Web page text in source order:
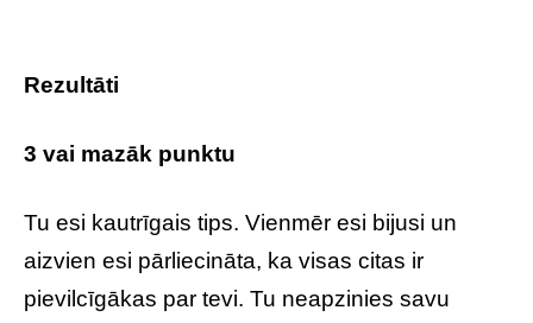
Rezultāti
3 vai mazāk punktu
Tu esi kautrīgais tips. Vienmēr esi bijusi un
aizvien esi pārliecināta, ka visas citas ir
pievilcīgākas par tevi. Tu neapzinies savu